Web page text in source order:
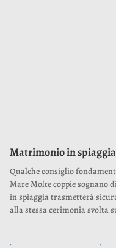
Matrimonio in spiaggia
Qualche consiglio
Mare Molte coppie sognano
in spiaggia trasmetterà
alla stessa cerimonia svolta